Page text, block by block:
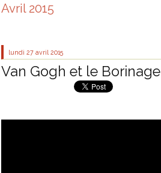
Avril 2015
lundi 27 avril 2015
Van Gogh et le Borinage